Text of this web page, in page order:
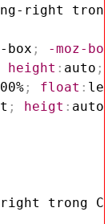
right trong
box ;
-moz-
height : auto ;
; float :
; heigt : auto
trong